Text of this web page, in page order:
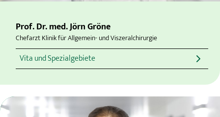
Prof. Dr. med. Jörn Gröne
Chefarzt Klinik für Allgemein- und Viszeralchirurgie
Vita und Spezialgebiete